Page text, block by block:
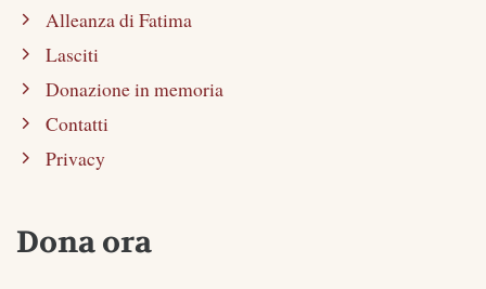
Alleanza di Fatima
Lasciti
Donazione in memoria
Contatti
Privacy
Dona ora